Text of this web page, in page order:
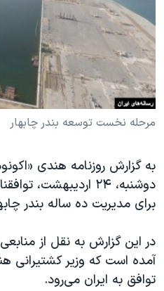
فرهنگ و زندگی
حقوق شهروندی
اقتصادی
علم و فناوری
آرشیو پخش زنده
مستندها
انتخابات ریاست جمهوری آمریکا ۲۰۲۴
حمله جمهوری اسلامی به اسرائیل
رمز مهسا
مجموعه مستندهای دادخواهی
تریبونال مردمی آبان ۹۸
چهل سال گروگان‌گیری
قانون شفافیت دارائی کادر رهبری
دنبال کنید
زبانهای مختلف
مرحله نخست توسعه بندر چابهار
به گزارش روزنامه هندی
دوشنبه‌، ۲۴
برای مدیریت ده ساله بندر
در این گزارش به نقل از
آمده است که وزیر کشتیرانی
توافق به ایران می‌رود.